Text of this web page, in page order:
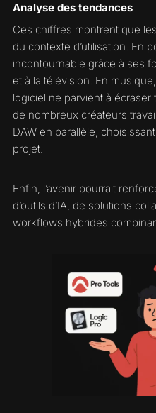
Analyse des tendances
Ces chiffres montrent que
du contexte d’utilisation. En
incontournable grâce à ses
et à la télévision. En
logiciel ne parvient à
de nombreux créateurs
DAW en parallèle,
projet.
Enfin, l’avenir pourrait
d’outils d’IA, de solutions
workflows hybrides